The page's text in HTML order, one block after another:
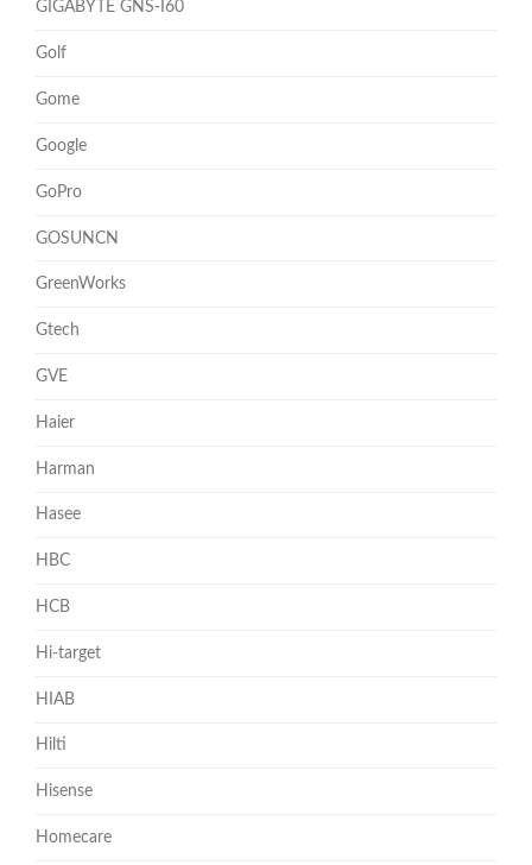
GIGABYTE GNS-I60
Golf
Gome
Google
GoPro
GOSUNCN
GreenWorks
Gtech
GVE
Haier
Harman
Hasee
HBC
HCB
Hi-target
HIAB
Hilti
Hisense
Homecare